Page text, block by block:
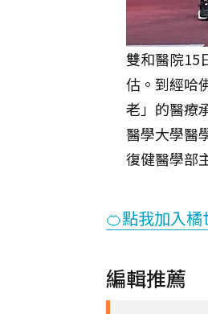
雙和醫院15
估。到經哈
老」的醫療
醫學大學醫
復健醫學部
🍊點我加入
編輯推薦